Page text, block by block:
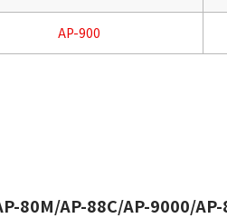
AP-900
80M/AP-88C/AP-9000/